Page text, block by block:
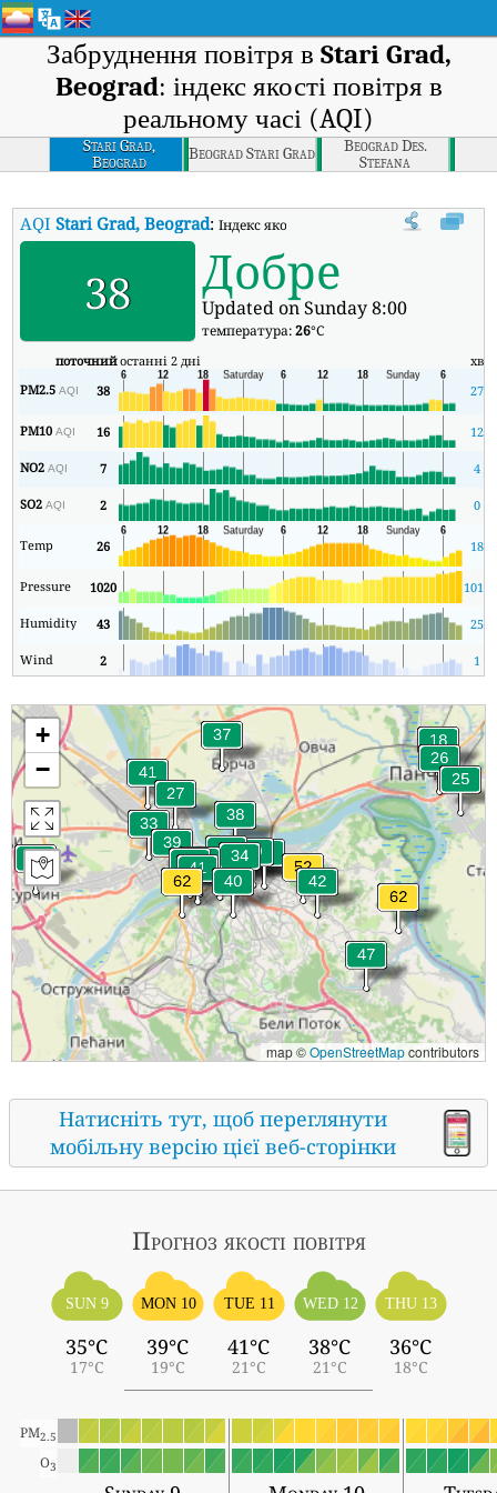
Забруднення повітря в Stari Grad,
Beograd: індекс якості повітря в
реальному часі (AQI)
Stari Grad,
Beograd
Beograd Stari Grad
Beograd Des.
Stefana
AQIStari Grad, Beograd:Індекс якості повітря в реальному часі
38 Добре
Updated on Sunday 8:00
температура:26°C
поточнийостанні 2 дні хв
PM2.5AQI 38 27
PM10AQI 16 12
NO2AQI 7 4
SO2AQI 2 0
Temp 26 18
Pressure 1020 1011
Humidity 43 25
Wind 2 1
+
−
map ©OpenStreetMapcontributors
Натисніть тут, щоб переглянути
мобільну версію цієї веб-сторінки
Прогноз якості повітря
SUN 9
35°C
17°C
MON 10
39°C
19°C
TUE 11
41°C
21°C
WED 12
38°C
21°C
THU 13
36°C
18°C
PM2.5
O3